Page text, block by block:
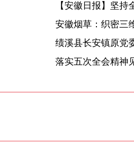
【安徽日报】坚持
安徽烟草：织密三